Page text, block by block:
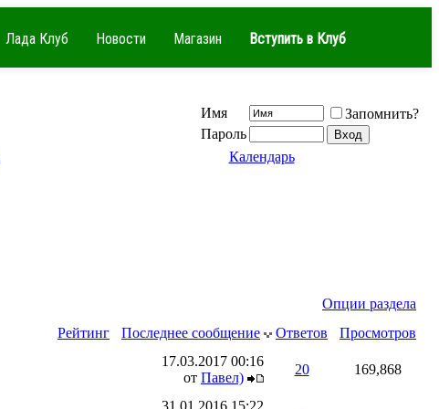
Лада Клуб Новости Магазин Вступить в Клуб
Имя
Запомнить?
Пароль
Календарь
Опции раздела
Рейтинг
Последнее сообщение Ответов
Просмотров
17.03.2017 00:16
от Павел)
20 169,868
31.01.2016 15:22